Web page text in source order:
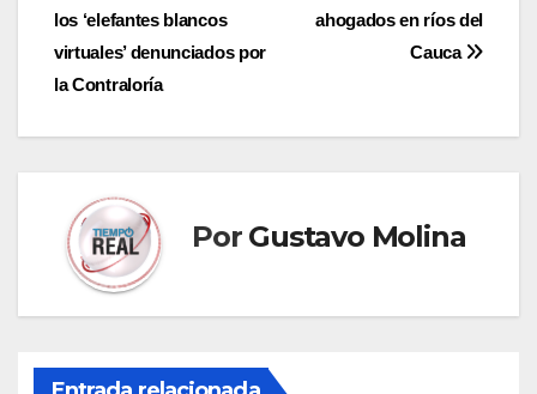
de
entradas
ahogados en ríos del
Cauca
los ‘elefantes blancos
virtuales’ denunciados por
la Contraloría
Por Gustavo Molina